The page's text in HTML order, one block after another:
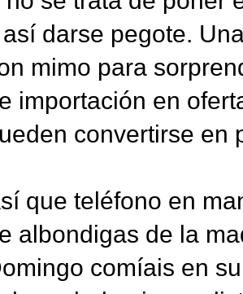
darse pegote.
mimo para
importación en
convertirse en
que teléfono en
albondigas de la
comíais en